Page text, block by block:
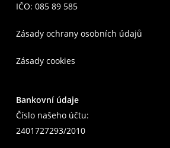
IČO: 085 89 585
Zásady ochrany osobních údajů
Zásady cookies
Bankovní údaje
Číslo našeho účtu:
2401727293/2010